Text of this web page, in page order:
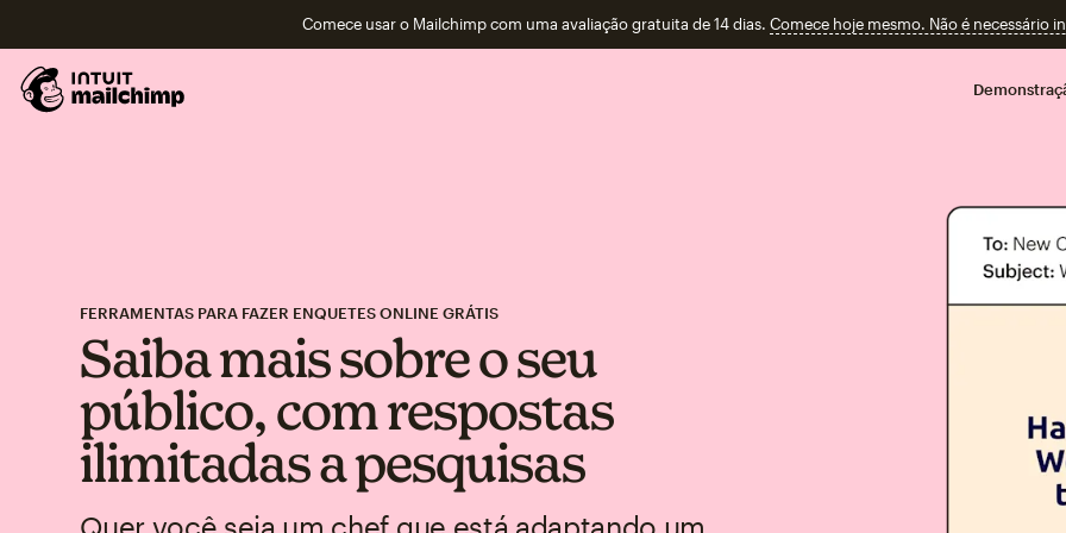
Comece usar o Mailchimp com uma avaliação gratuita de 14 dias. Comece hoje mesmo. Não é necessário
FERRAMENTAS PARA FAZER ENQUETES ONLINE GRÁTIS
Saiba mais sobre o seu
público, com respostas
ilimitadas a pesquisas